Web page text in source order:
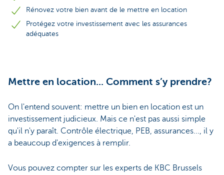
Rénovez votre bien avant de le mettre en location
Protégez votre investissement avec les assurances
adéquates
Mettre en location... Comment s’y prendre?
On l'entend souvent: mettre un bien en location est un
investissement judicieux. Mais ce n'est pas aussi simple
qu'il n'y paraît. Contrôle électrique, PEB, assurances..., il y
a beaucoup d'exigences à remplir.
Vous pouvez compter sur les experts de KBC Brussels